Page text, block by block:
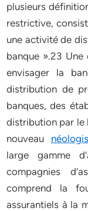
plusieurs
restrictive,
une activité de
banque ».23
envisager la
distribution de
banques, des
distribution par le
nouveau
large gamme
compagnies
comprend la
assurantiels à la